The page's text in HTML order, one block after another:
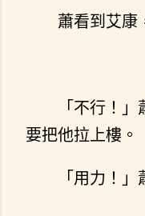
蕭看到艾康
「不行！
要把他拉上樓。
「用力！」